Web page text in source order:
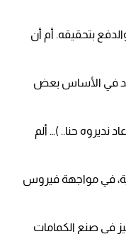
بتحقيقه. أم أن
في الأساس بعض
نديروه حنا.. )… ألم
في مواجهة فيروس
في صنع الكمامات